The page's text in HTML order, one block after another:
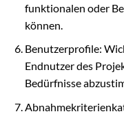
funktionalen oder
können.
Benutzerprofile:
Endnutzer des
Bedürfnisse